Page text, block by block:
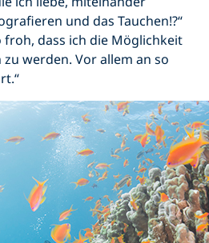
und das Tauchen!?“
froh, dass ich die Möglichkeit
werden. Vor allem an so